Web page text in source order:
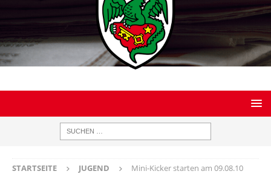
STARTSEITE JUGEND Mini-Kicker starten am 09.08.10